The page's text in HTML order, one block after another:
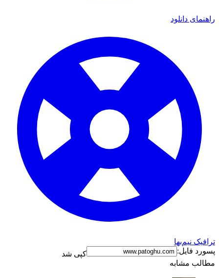
راهنمای دانلود
ترافیک نیم‌بها
پسورد فایل:
کپی شد
مطالب مشابه